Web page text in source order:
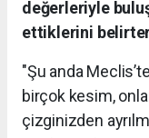
değerleriyle
ettiklerini
"Şu anda
birçok kesim,
çizginizden